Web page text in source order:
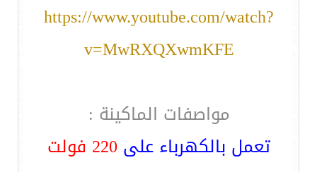
https://www.youtube.com/watch?
v=MwRXQXwmKFE
مواصفات الماكينة :
تعمل بالكهرباء على 220 فولت